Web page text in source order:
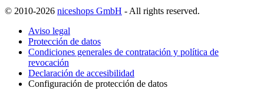
© 2010-2026 niceshops GmbH - All rights reserved.
Aviso legal
Protección de datos
Condiciones generales de contratación y política de
revocación
Declaración de accesibilidad
Configuración de protección de datos